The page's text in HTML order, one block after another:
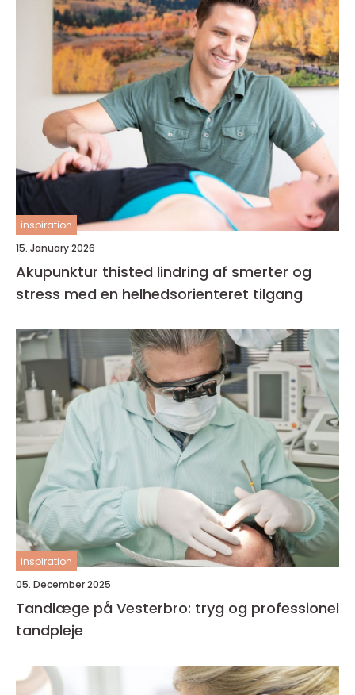
inspiration
15. January 2026
Akupunktur thisted lindring af smerter og
stress med en helhedsorienteret tilgang
inspiration
05. December 2025
Tandlæge på Vesterbro: tryg og professionel
tandpleje